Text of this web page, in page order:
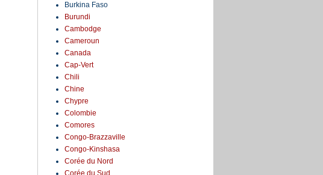
Burkina Faso
Burundi
Cambodge
Cameroun
Canada
Cap-Vert
Chili
Chine
Chypre
Colombie
Comores
Congo-Brazzaville
Congo-Kinshasa
Corée du Nord